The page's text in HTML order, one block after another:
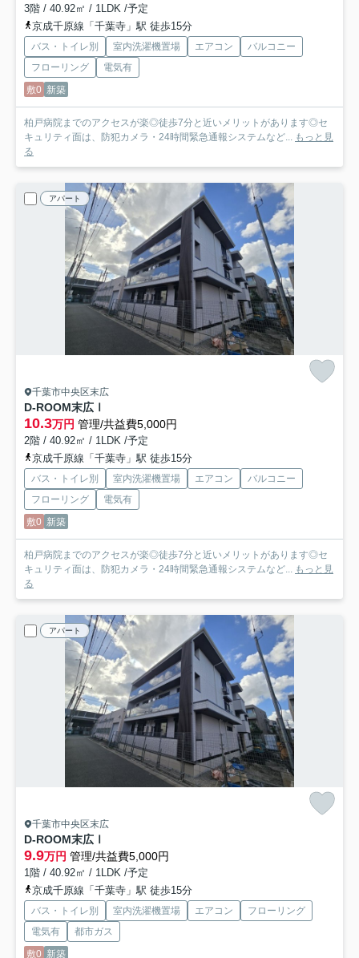
3階 / 40.92㎡ / 1LDK /予定
京成千原線「千葉寺」駅 徒歩15分
バス・トイレ別 室内洗濯機置場 エアコン
バルコニー
フローリング
電気有
敷0 新築
柏戸病院までのアクセスが楽◎徒歩7分と近いメリットがあります◎セ
キュリティ面は、防犯カメラ・24時間緊急通報システムなど...
もっと見
る
アパート
千葉市中央区末広
D-ROOM末広Ⅰ
10.3万円 管理/共益費5,000円
2階 / 40.92㎡ / 1LDK /予定
京成千原線「千葉寺」駅 徒歩15分
バス・トイレ別 室内洗濯機置場 エアコン
バルコニー
フローリング
電気有
敷0 新築
柏戸病院までのアクセスが楽◎徒歩7分と近いメリットがあります◎セ
キュリティ面は、防犯カメラ・24時間緊急通報システムなど...
もっと見
る
アパート
千葉市中央区末広
D-ROOM末広Ⅰ
9.9万円 管理/共益費5,000円
1階 / 40.92㎡ / 1LDK /予定
京成千原線「千葉寺」駅 徒歩15分
バス・トイレ別 室内洗濯機置場 エアコン
フローリング
電気有
都市ガス
敷0 新築